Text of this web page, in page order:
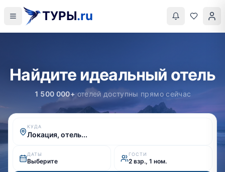
ТУРЫ.ru
Найдите идеальный отель
1 500 000+отелей доступны прямо сейчас
КУДА
Локация, отель...
ДАТЫ
Выберите
ГОСТИ
2 взр., 1 ном.